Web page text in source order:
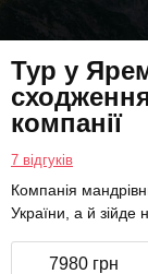
Тур у
компанії
7 відгуків
Компанія
України, а й зійде
7980 грн